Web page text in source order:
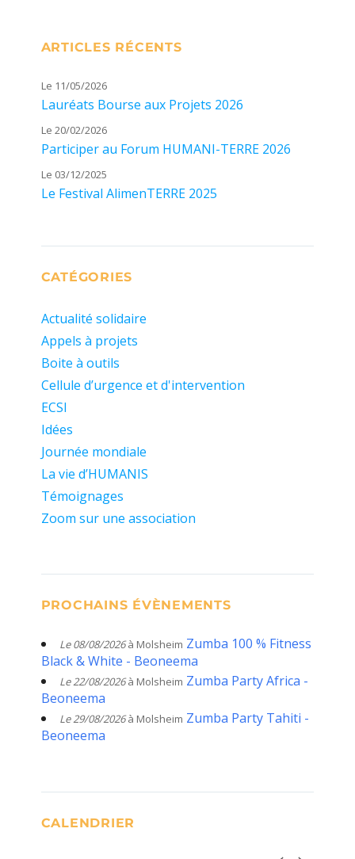
ARTICLES RÉCENTS
Le 11/05/2026
Lauréats Bourse aux Projets 2026
Le 20/02/2026
Participer au Forum HUMANI-TERRE 2026
Le 03/12/2025
Le Festival AlimenTERRE 2025
CATÉGORIES
Actualité solidaire
Appels à projets
Boite à outils
Cellule d’urgence et d'intervention
ECSI
Idées
Journée mondiale
La vie d’HUMANIS
Témoignages
Zoom sur une association
PROCHAINS ÉVÈNEMENTS
Le 08/08/2026à Molsheim Zumba 100 % Fitness
Black & White - Beoneema
Le 22/08/2026à Molsheim Zumba Party Africa -
Beoneema
Le 29/08/2026à Molsheim Zumba Party Tahiti -
Beoneema
CALENDRIER